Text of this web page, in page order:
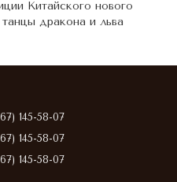
Китайского нового
дракона и льва
145-58-07
145-58-07
145-58-07